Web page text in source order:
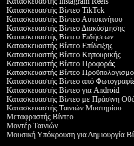
Κατασκευαστής Βίντεο TikTok
Κατασκευαστής Βίντεο Αυτοκινήτου
Κατασκευαστής Βίντεο Διακόσμησης
Κατασκευαστής Βίντεο Ειδήσεων
Κατασκευαστής Βίντεο Επίδειξης
Κατασκευαστής Βίντεο Κηπουρικής
Κατασκευαστής Βίντεο Προφοράς
Κατασκευαστής Βίντεο
Κατασκευαστής Βίντεο από
Κατασκευαστής Βίντεο για Android
Κατασκευαστής Βίντεο με Πράσινη
Κατασκευαστής Ταινιών Μυστηρίου
Μεταφραστής Βίντεο
Μοντέρ Ταινιών
Μουσική Υπόκρουση για Δημιουργία